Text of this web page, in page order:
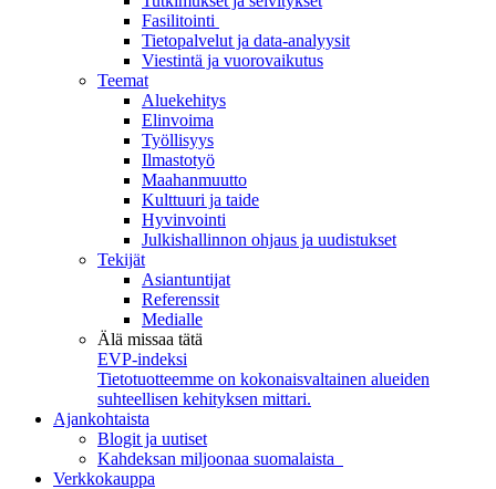
Fasilitointi
Tietopalvelut ja data-analyysit
Viestintä ja vuorovaikutus
Teemat
Aluekehitys
Elinvoima
Työllisyys
Ilmastotyö
Maahanmuutto
Kulttuuri ja taide
Hyvinvointi
Julkishallinnon ohjaus ja uudistukset
Tekijät
Asiantuntijat
Referenssit
Medialle
Älä missaa tätä
EVP-indeksi
Tietotuotteemme on kokonaisvaltainen alueiden
suhteellisen kehityksen mittari.
Ajankohtaista
Blogit ja uutiset
Kahdeksan miljoonaa suomalaista
Verkkokauppa